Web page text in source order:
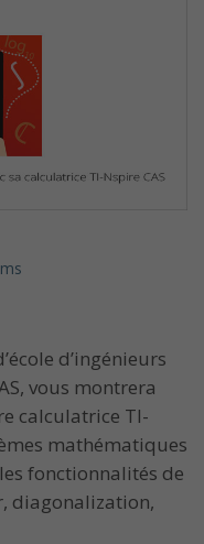
d’ingénieurs
vous montrera
calculatrice TI-
mathématiques
fonctionnalités de
diagonalization,